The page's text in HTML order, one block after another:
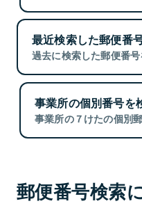
最近検索した郵便番
過去に検索した郵便番号
事業所の個別番号を
事業所の７けたの個別
郵便番号検索